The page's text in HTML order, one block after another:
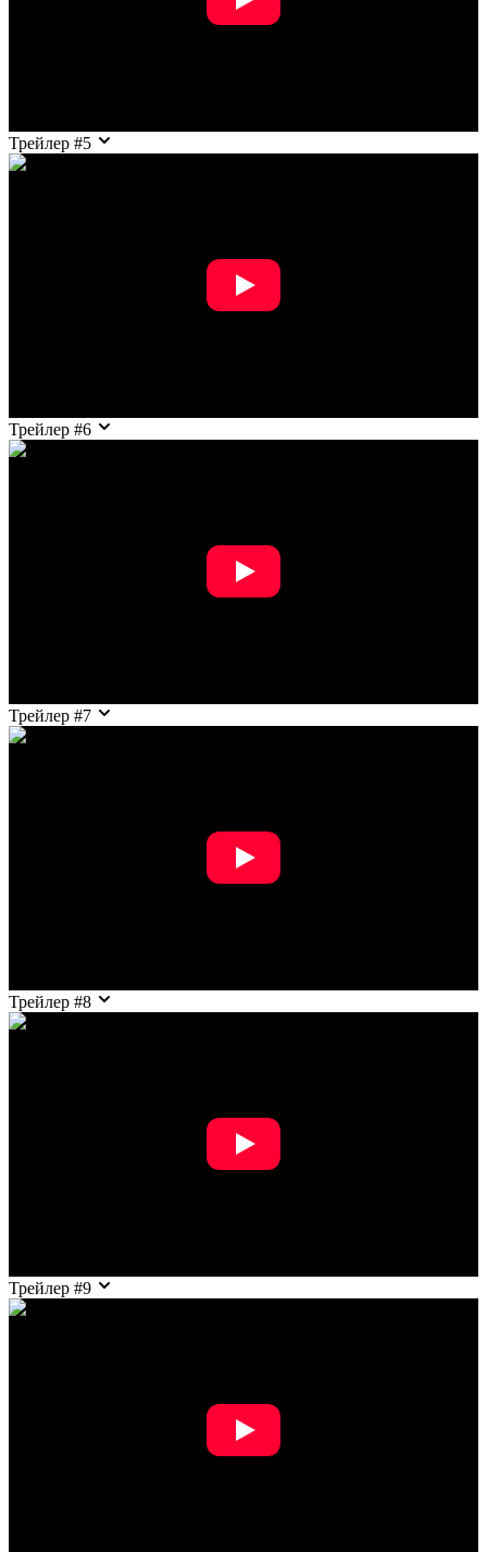
Трейлер #5
Трейлер #6
Трейлер #7
Трейлер #8
Трейлер #9